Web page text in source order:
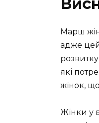
Марш
адже цей
які
жінок,
Жінки у